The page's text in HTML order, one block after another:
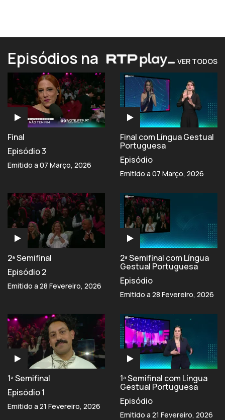
Episódios na VER TODOS
Final
Episódio 3
Emitido a 07 Março, 2026
Final com Língua Gestual
Portuguesa
Episódio
Emitido a 07 Março, 2026
2ª Semifinal
Episódio 2
Emitido a 28 Fevereiro, 2026
2ª Semifinal com Língua
Gestual Portuguesa
Episódio
Emitido a 28 Fevereiro, 2026
1ª Semifinal
Episódio 1
Emitido a 21 Fevereiro, 2026
1ª Semifinal com Língua
Gestual Portuguesa
Episódio
Emitido a 21 Fevereiro, 2026